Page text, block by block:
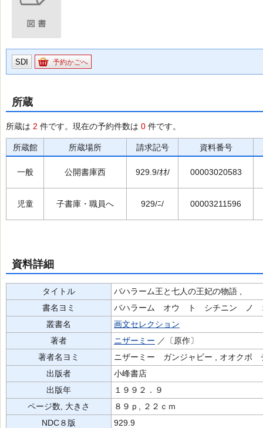
SDI 予約かごへ
所蔵
所蔵は 2 件です。現在の予約件数は 0 件です。
所蔵館 所蔵場所 請求記号 資料番号
一般 公開書庫西 929.9/ｵｵ/ 00003020583
児童 子書庫・職員へ 929/ﾆ/ 00003211596
資料詳細
タイトル
バハラーム王と七人の王妃の物語 ,
書名ヨミ
バハラーム オウ ト シチニン ノ
叢書名
画文セレクション
著者
ニザーミー ／〔原作〕
著者名ヨミ
ニザーミー ガンジャビー , オオクボ
出版者
小峰書店
出版年
１９９２．９
ページ数, 大きさ
８９ｐ, ２２ｃｍ
NDC８版
929.9